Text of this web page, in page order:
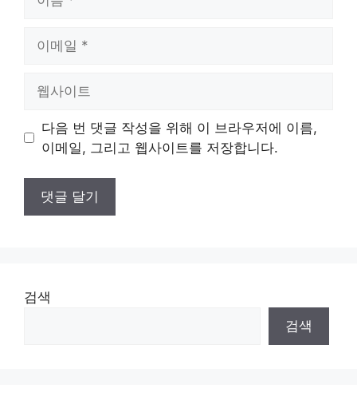
트
다음 번 댓글 작성을 위해 이 브라우저에 이름,
이메일, 그리고 웹사이트를 저장합니다.
검색
검색